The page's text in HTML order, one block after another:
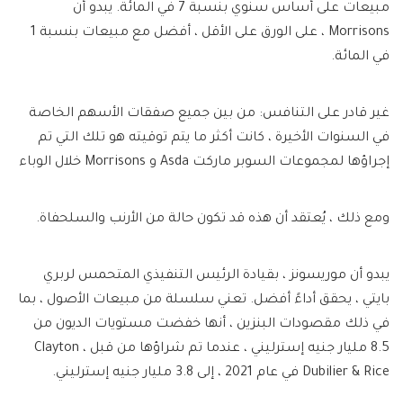
مبيعات على أساس سنوي بنسبة 7 في المائة. يبدو أن
Morrisons ، على الورق على الأقل ، أفضل مع مبيعات بنسبة 1
في المائة.
غير قادر على التنافس: من بين جميع صفقات الأسهم الخاصة
في السنوات الأخيرة ، كانت أكثر ما يتم توقيته هو تلك التي تم
إجراؤها لمجموعات السوبر ماركت Asda و Morrisons خلال الوباء
ومع ذلك ، يُعتقد أن هذه قد تكون حالة من الأرنب والسلحفاة.
يبدو أن موريسونز ، بقيادة الرئيس التنفيذي المتحمس لربري
بايتي ، يحقق أداءً أفضل. تعني سلسلة من مبيعات الأصول ، بما
في ذلك مقصودات البنزين ، أنها خفضت مستويات الديون من
8.5 مليار جنيه إسترليني ، عندما تم شراؤها من قبل Clayton ،
Dubilier & Rice في عام 2021 ، إلى 3.8 مليار جنيه إسترليني.